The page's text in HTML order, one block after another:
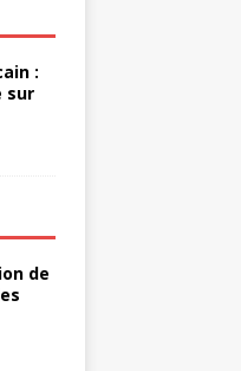
:
sur
de